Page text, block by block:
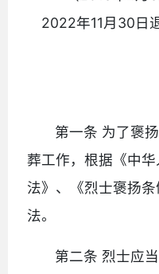
2022年11月30日
第一条 为了褒
葬工作，根据《中
法》、《烈士褒扬
法。
第二条 烈士应